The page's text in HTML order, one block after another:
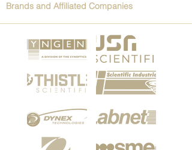
Brands and Affiliated Companies